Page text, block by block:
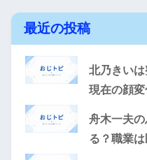
最近の投稿
北乃きい
現在の顔
舟木一夫
る？職業